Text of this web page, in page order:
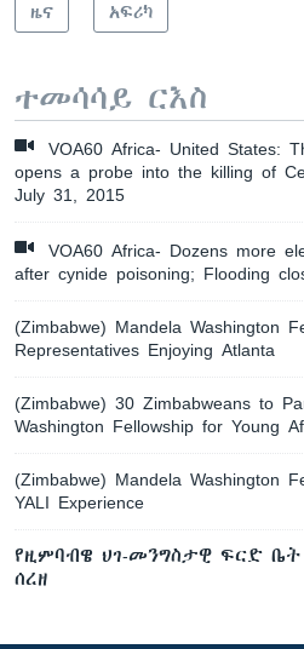
ዜና አፍሪካ
ተመሳሳይ ርእስ
VOA60 Africa- United States:
opens a probe into the killing of
July 31, 2015
VOA60 Africa- Dozens more
after cynide poisoning; Flooding
(Zimbabwe) Mandela Washington
Representatives Enjoying Atlanta
(Zimbabwe) 30 Zimbabweans to
Washington Fellowship for Young
(Zimbabwe) Mandela Washington
YALI Experience
የዚምባብዌ ህገ-መንግስታዊ ፍርድ
ሰረዘ